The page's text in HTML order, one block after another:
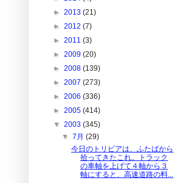
► 2013 (21)
► 2012 (7)
► 2011 (3)
► 2009 (20)
► 2008 (139)
► 2007 (273)
► 2006 (336)
► 2005 (414)
▼ 2003 (345)
▼7月(29)
今日のトリビアは、ふたばから
拾ってきたこれ。トラック
の車軸を上げて４軸から３
軸にすると、高速道路の料...